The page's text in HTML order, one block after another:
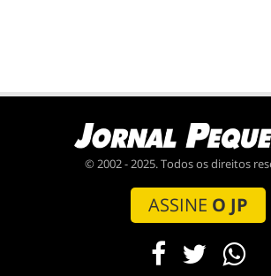
© 2002 - 2025. Todos os direitos
ASSINE O JP